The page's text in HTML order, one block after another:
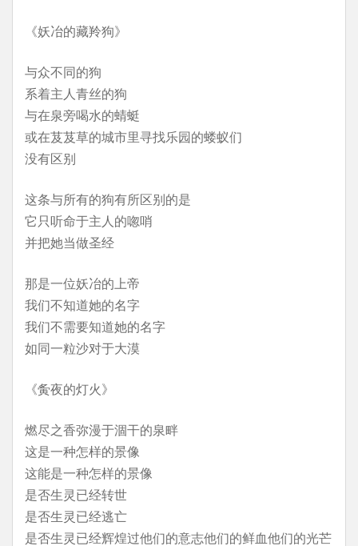
《妖冶的藏羚狗》
与众不同的狗
系着主人青丝的狗
与在泉旁喝水的蜻蜓
或在芨芨草的城市里寻找乐园的蝼蚁们
没有区别
这条与所有的狗有所区别的是
它只听命于主人的唿哨
并把她当做圣经
那是一位妖冶的上帝
我们不知道她的名字
我们不需要知道她的名字
如同一粒沙对于大漠
《夤夜的灯火》
燃尽之香弥漫于涸干的泉畔
这是一种怎样的景像
这能是一种怎样的景像
是否生灵已经转世
是否生灵已经逃亡
是否生灵已经辉煌过他们的意志他们的鲜血他们的光芒